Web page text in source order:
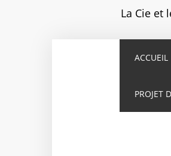
La Cie et
ACCUEIL
PROJET